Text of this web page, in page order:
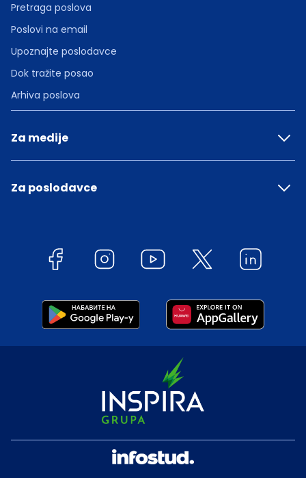
Pretraga poslova
Poslovi na email
Upoznajte poslodavce
Dok tražite posao
Arhiva poslova
Za medije
Za poslodavce